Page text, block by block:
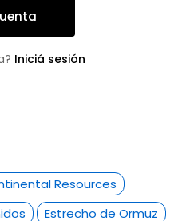
Iniciá sesión
Resources
Estrecho de Ormuz